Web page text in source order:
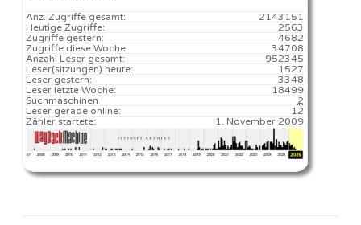
2143151
Anz. Zugriffe gesamt:
2563
Heutige Zugriffe:
4682
Zugriffe gestern:
34708
Zugriffe diese Woche:
952345
Anzahl Leser gesamt:
1527️
Leser(sitzungen) heute:
3348
Leser gestern:
18499️
Leser letzte Woche:
2
Suchmaschinen
12
Leser gerade online:
1. November 2009
Zähler startete: